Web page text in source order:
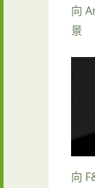
向
景
向